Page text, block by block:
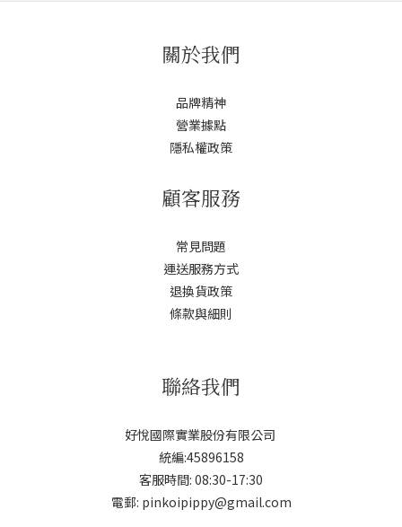
關於我們
品牌精神
營業據點
隱私權政策
顧客服務
常見問題
運送服務方式
退換貨政策
條款與細則
聯絡我們
好悅國際實業股份有限公司
統編:45896158
客服時間: 08:30-17:30
電郵: pinkoipippy@gmail.com